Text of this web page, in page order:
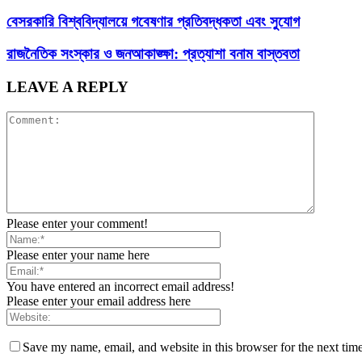
বেসরকারি বিশ্ববিদ্যালয়ে গবেষণার প্রতিবদ্ধকতা এবং সুযোগ
রাজনৈতিক সংস্কার ও জনআকাঙ্ক্ষা: প্রত্যাশা বনাম বাস্তবতা
LEAVE A REPLY
Please enter your comment!
Please enter your name here
You have entered an incorrect email address!
Please enter your email address here
Save my name, email, and website in this browser for the next